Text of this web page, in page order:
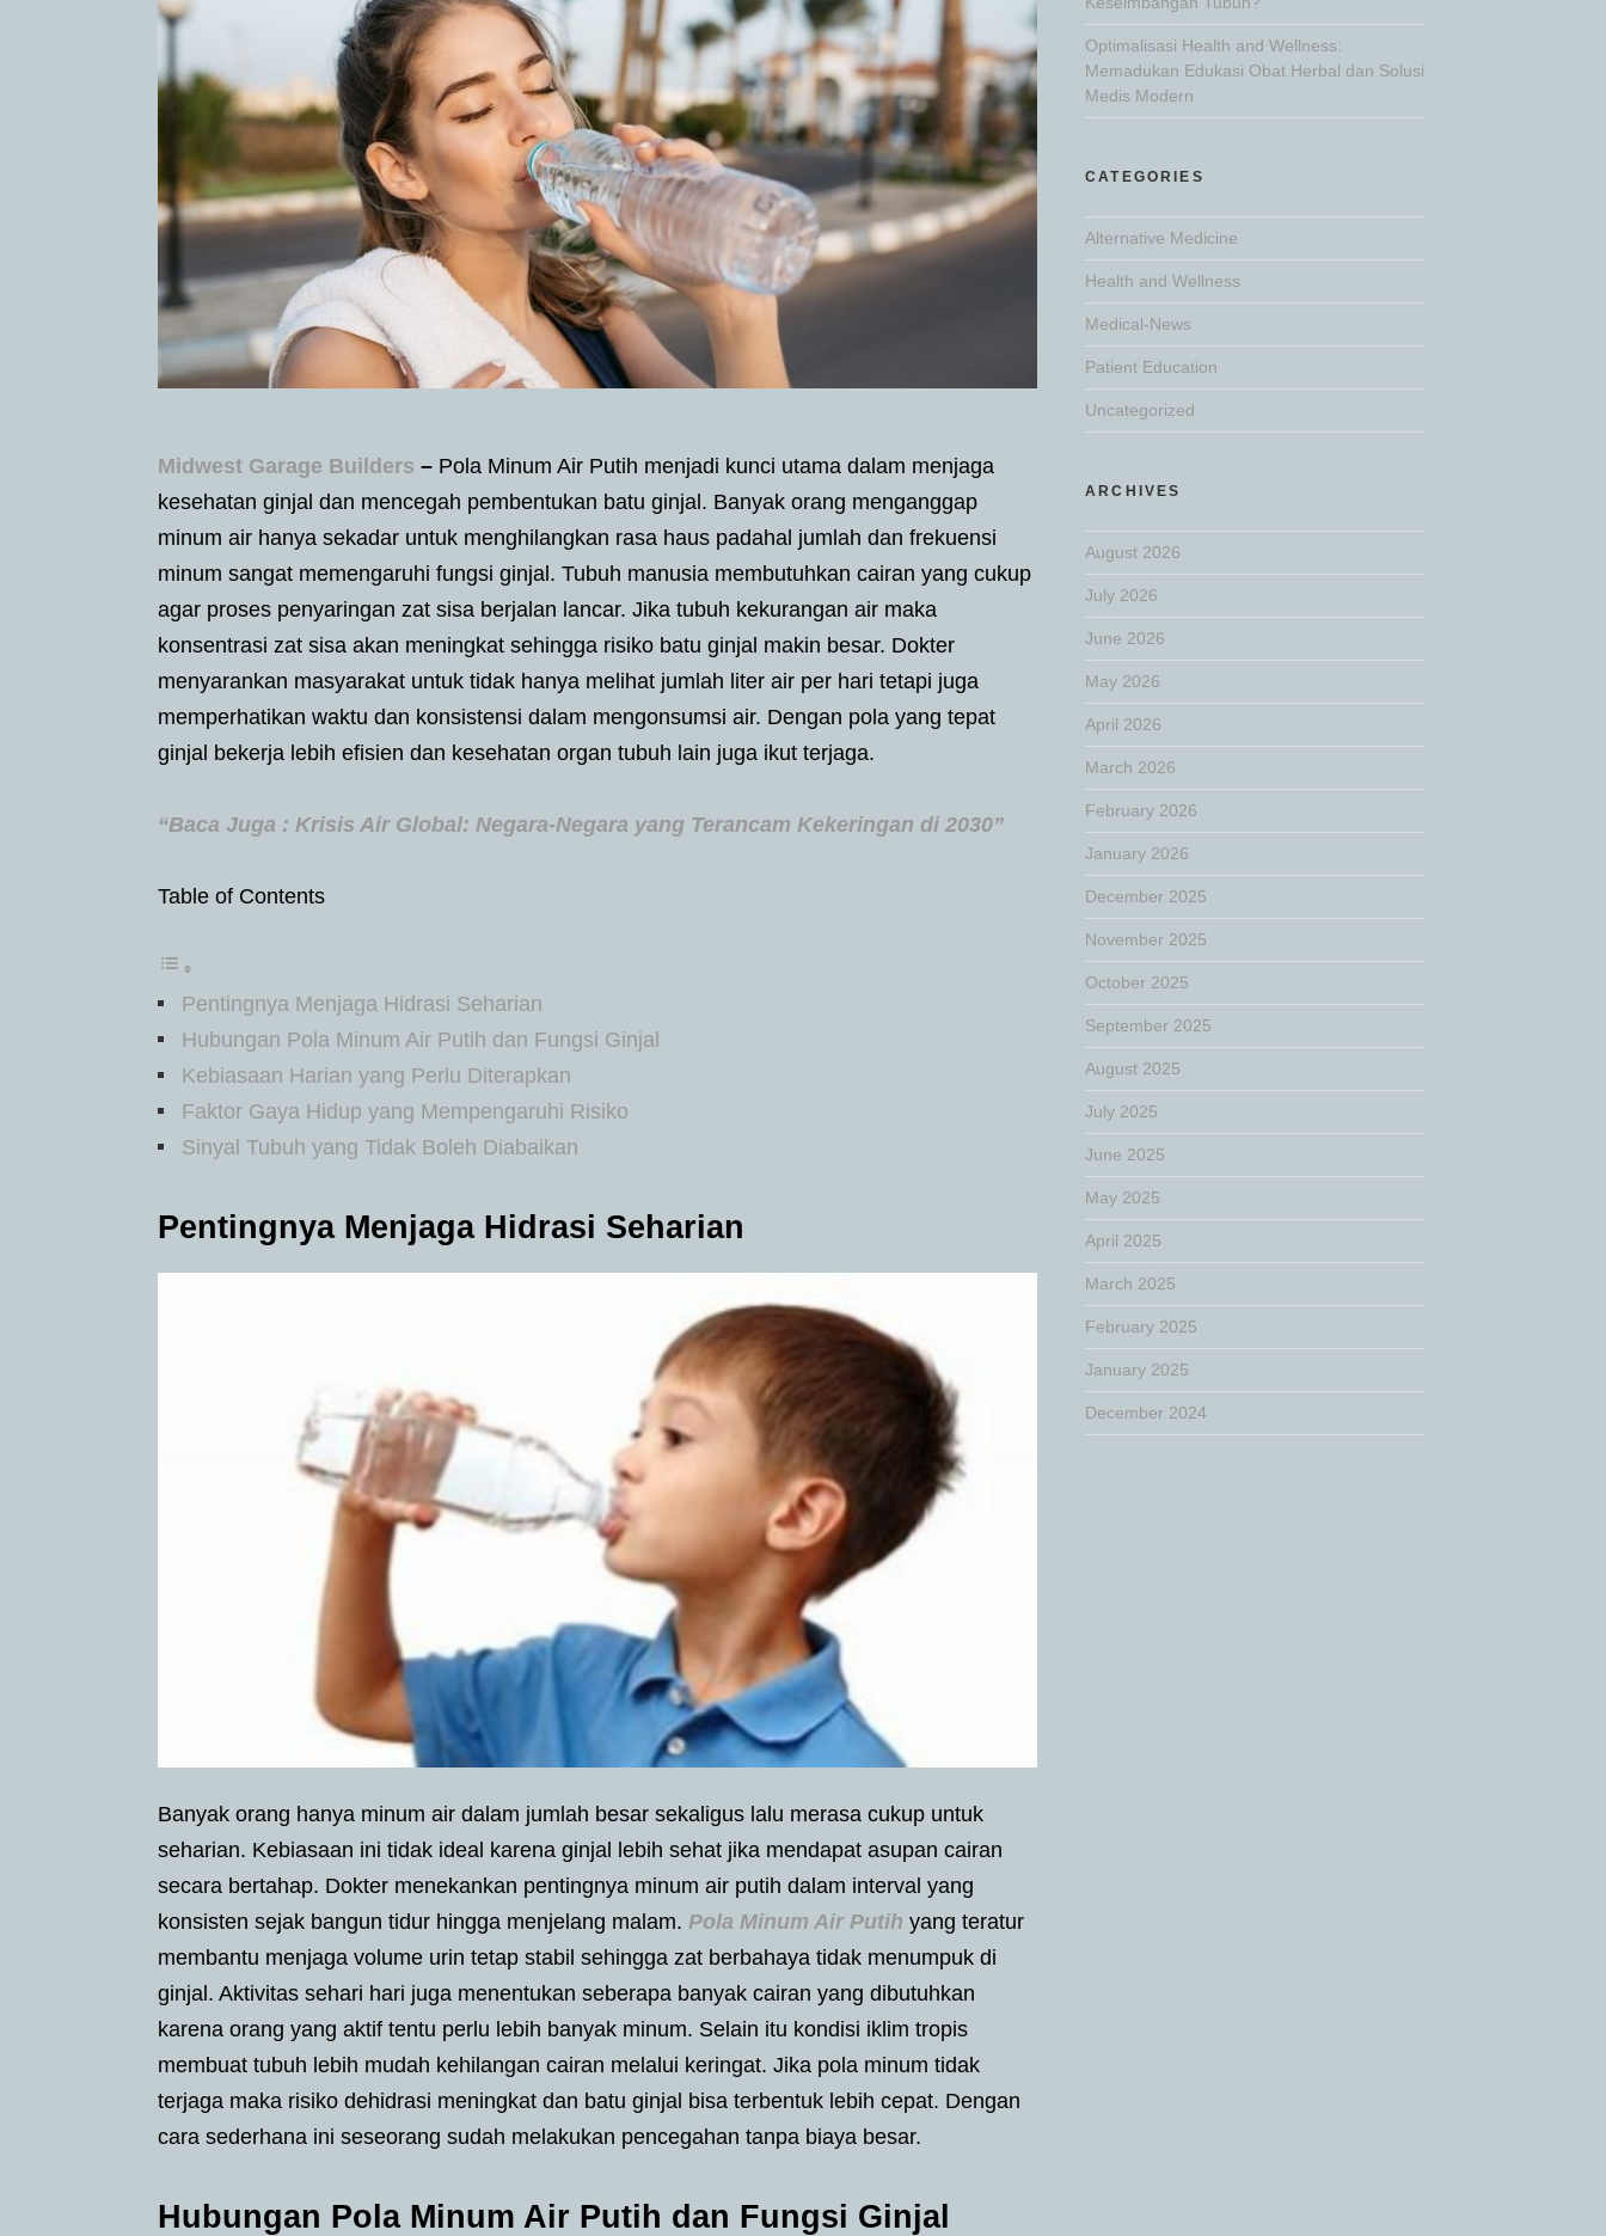
Midwest Garage Builders – Pola Minum Air Putih menjadi kunci utama dalam menjaga
kesehatan ginjal dan mencegah pembentukan batu ginjal. Banyak orang menganggap
minum air hanya sekadar untuk menghilangkan rasa haus padahal jumlah dan frekuensi
minum sangat memengaruhi fungsi ginjal. Tubuh manusia membutuhkan cairan yang cukup
agar proses penyaringan zat sisa berjalan lancar. Jika tubuh kekurangan air maka
konsentrasi zat sisa akan meningkat sehingga risiko batu ginjal makin besar. Dokter
menyarankan masyarakat untuk tidak hanya melihat jumlah liter air per hari tetapi juga
memperhatikan waktu dan konsistensi dalam mengonsumsi air. Dengan pola yang tepat
ginjal bekerja lebih efisien dan kesehatan organ tubuh lain juga ikut terjaga.
“Baca Juga : Krisis Air Global: Negara-Negara yang Terancam Kekeringan di 2030”
Table of Contents
Pentingnya Menjaga Hidrasi Seharian
Hubungan Pola Minum Air Putih dan Fungsi Ginjal
Kebiasaan Harian yang Perlu Diterapkan
Faktor Gaya Hidup yang Mempengaruhi Risiko
Sinyal Tubuh yang Tidak Boleh Diabaikan
Pentingnya Menjaga Hidrasi Seharian
Banyak orang hanya minum air dalam jumlah besar sekaligus lalu merasa cukup untuk
seharian. Kebiasaan ini tidak ideal karena ginjal lebih sehat jika mendapat asupan cairan
secara bertahap. Dokter menekankan pentingnya minum air putih dalam interval yang
konsisten sejak bangun tidur hingga menjelang malam. Pola Minum Air Putih yang teratur
membantu menjaga volume urin tetap stabil sehingga zat berbahaya tidak menumpuk di
ginjal. Aktivitas sehari hari juga menentukan seberapa banyak cairan yang dibutuhkan
karena orang yang aktif tentu perlu lebih banyak minum. Selain itu kondisi iklim tropis
membuat tubuh lebih mudah kehilangan cairan melalui keringat. Jika pola minum tidak
terjaga maka risiko dehidrasi meningkat dan batu ginjal bisa terbentuk lebih cepat. Dengan
cara sederhana ini seseorang sudah melakukan pencegahan tanpa biaya besar.
Hubungan Pola Minum Air Putih dan Fungsi Ginjal
Optimalisasi Health and Wellness:
Memadukan Edukasi Obat Herbal dan Solusi
Medis Modern
CATEGORIES
Alternative Medicine
Health and Wellness
Medical-News
Patient Education
Uncategorized
ARCHIVES
August 2026
July 2026
June 2026
May 2026
April 2026
March 2026
February 2026
January 2026
December 2025
November 2025
October 2025
September 2025
August 2025
July 2025
June 2025
May 2025
April 2025
March 2025
February 2025
January 2025
December 2024